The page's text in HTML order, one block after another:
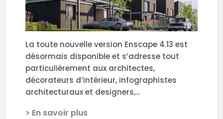
La toute nouvelle version Enscape 4.13 est
désormais disponible et s’adresse tout
particulièrement aux architectes,
décorateurs d’intérieur, infographistes
architecturaux et designers,...
> En savoir plus